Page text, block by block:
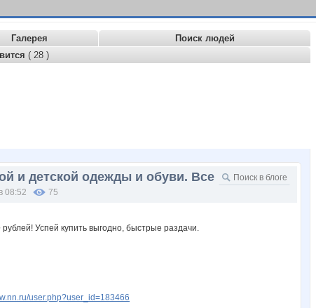
Галерея
Поиск людей
( 28 )
и детской одежды и обуви. Все
08:52 75
user.php?user_id=183466